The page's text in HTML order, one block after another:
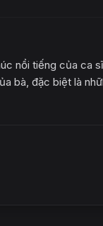
nổi tiếng của ca sĩ
bà, đặc biệt là